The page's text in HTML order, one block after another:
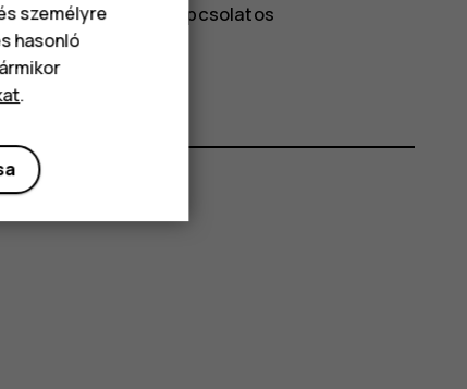
és a költségekkel kapcsolatos
személyre
hasonló
.